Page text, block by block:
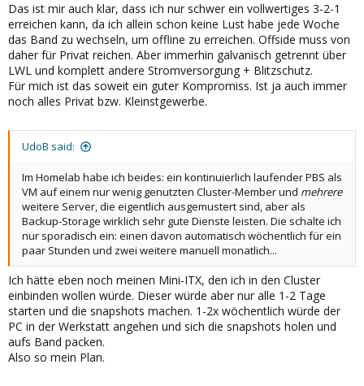
Das ist mir auch klar, dass ich nur schwer ein vollwertiges 3-2-1
erreichen kann, da ich allein schon keine Lust habe jede Woche
das Band zu wechseln, um offline zu erreichen. Offside muss von
daher für Privat reichen. Aber immerhin galvanisch getrennt über
LWL und komplett andere Stromversorgung + Blitzschutz.
Für mich ist das soweit ein guter Kompromiss. Ist ja auch immer
noch alles Privat bzw. Kleinstgewerbe.
UdoB said:
Im Homelab habe ich beides: ein kontinuierlich laufender PBS als
VM auf einem nur wenig genutzten Cluster-Member und mehrere
weitere Server, die eigentlich ausgemustert sind, aber als
Backup-Storage wirklich sehr gute Dienste leisten. Die schalte ich
nur sporadisch ein: einen davon automatisch wöchentlich für ein
paar Stunden und zwei weitere manuell monatlich...
Ich hätte eben noch meinen Mini-ITX, den ich in den Cluster
einbinden wollen würde. Dieser würde aber nur alle 1-2 Tage
starten und die snapshots machen. 1-2x wöchentlich würde der
PC in der Werkstatt angehen und sich die snapshots holen und
aufs Band packen.
Also so mein Plan.